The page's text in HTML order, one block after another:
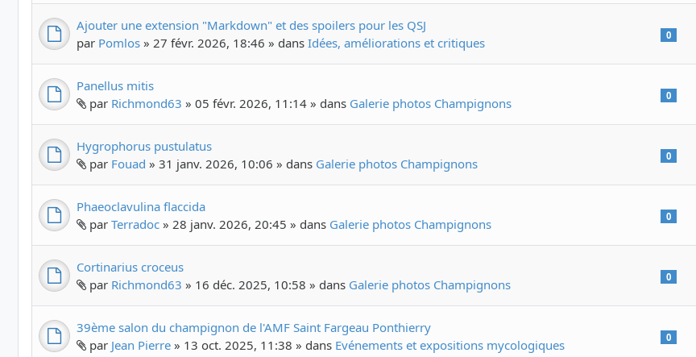
Ajouter une extension "Markdown" et des spoilers pour les QSJ
par Pomlos » 27 févr. 2026, 18:46 » dans Idées, améliorations et critiques 0
Panellus mitis
par Richmond63 » 05 févr. 2026, 11:14 » dans Galerie photos Champignons 0
Hygrophorus pustulatus
par Fouad » 31 janv. 2026, 10:06 » dans Galerie photos Champignons 0
Phaeoclavulina flaccida
par Terradoc » 28 janv. 2026, 20:45 » dans Galerie photos Champignons 0
Cortinarius croceus
par Richmond63 » 16 déc. 2025, 10:58 » dans Galerie photos Champignons 0
39ème salon du champignon de l'AMF Saint Fargeau Ponthierry
par Jean Pierre » 13 oct. 2025, 11:38 » dans Evénements et expositions mycologiques 0